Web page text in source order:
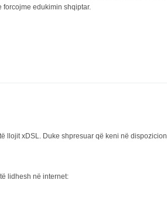
edukimin shqiptar.
llojit xDSL. Duke shpresuar që keni në
lidhesh në internet: